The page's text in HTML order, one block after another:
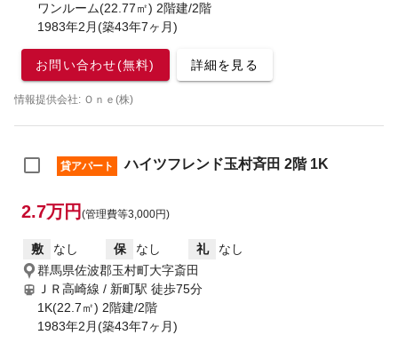
ワンルーム(22.77㎡) 2階建/2階
1983年2月(築43年7ヶ月)
お問い合わせ(無料) 詳細を見る
情報提供会社: Ｏｎｅ(株)
貸アパート ハイツフレンド玉村斉田 2階 1K
2.7万円 (管理費等3,000円)
敷 なし 保 なし 礼
なし
群馬県佐波郡玉村町大字斎田
ＪＲ高崎線 / 新町駅 徒歩75分
1K(22.7㎡) 2階建/2階
1983年2月(築43年7ヶ月)